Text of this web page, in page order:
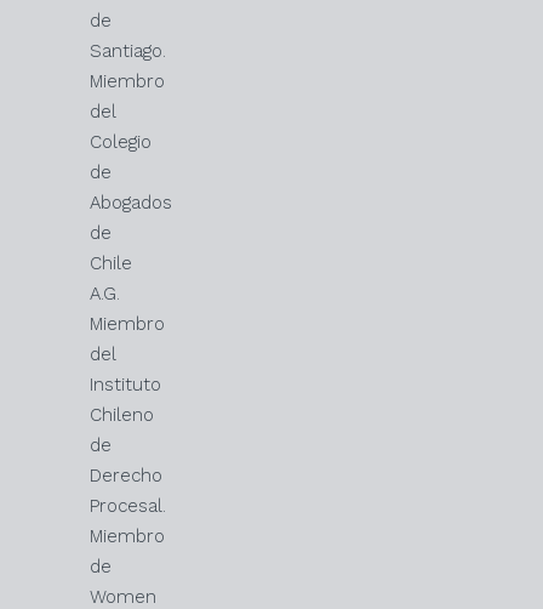
de
Santiago.
Miembro
del
Colegio
de
Abogados
de
Chile
A.G.
Miembro
del
Instituto
Chileno
de
Derecho
Procesal.
Miembro
de
Women